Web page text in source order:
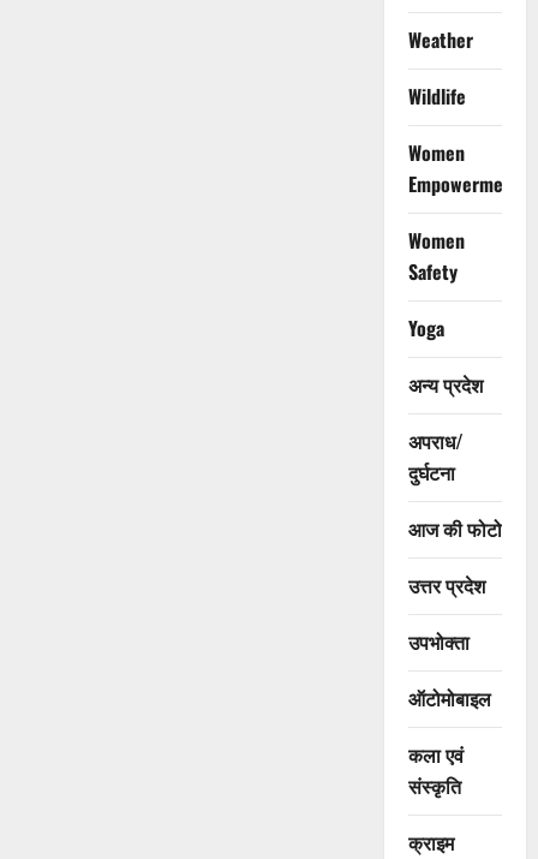
Weather
Wildlife
Women
Empowerment
Women
Safety
Yoga
अन्य प्रदेश
अपराध/
दुर्घटना
आज की फोटो
उत्तर प्रदेश
उपभोक्ता
ऑटोमोबाइल
कला एवं
संस्कृति
क्राइम